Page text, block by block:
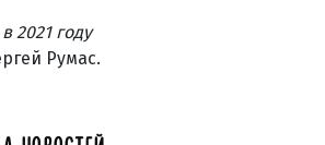
2021 году
Румас.